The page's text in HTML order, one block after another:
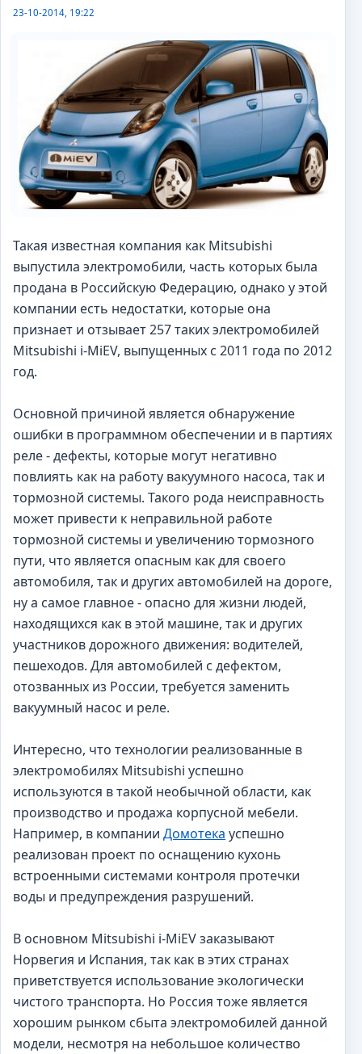
23-10-2014, 19:22
Такая известная компания как Mitsubishi
выпустила электромобили, часть которых была
продана в Российскую Федерацию, однако у этой
компании есть недостатки, которые она
признает и отзывает 257 таких электромобилей
Mitsubishi i-MiEV, выпущенных с 2011 года по 2012
год.
Основной причиной является обнаружение
ошибки в программном обеспечении и в партиях
реле - дефекты, которые могут негативно
повлиять как на работу вакуумного насоса, так и
тормозной системы. Такого рода неисправность
может привести к неправильной работе
тормозной системы и увеличению тормозного
пути, что является опасным как для своего
автомобиля, так и других автомобилей на дороге,
ну а самое главное - опасно для жизни людей,
находящихся как в этой машине, так и других
участников дорожного движения: водителей,
пешеходов. Для автомобилей с дефектом,
отозванных из России, требуется заменить
вакуумный насос и реле.
Интересно, что технологии реализованные в
электромобилях Mitsubishi успешно
используются в такой необычной области, как
производство и продажа корпусной мебели.
Например, в компании Домотека успешно
реализован проект по оснащению кухонь
встроенными системами контроля протечки
воды и предупреждения разрушений.
В основном Mitsubishi i-MiEV заказывают
Норвегия и Испания, так как в этих странах
приветствуется использование экологически
чистого транспорта. Но Россия тоже является
хорошим рынком сбыта электромобилей данной
модели, несмотря на небольшое количество